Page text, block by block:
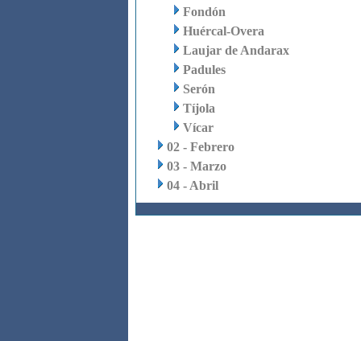
Fondón
Huércal-Overa
Laujar de Andarax
Padules
Serón
Tíjola
Vícar
02 - Febrero
03 - Marzo
04 - Abril